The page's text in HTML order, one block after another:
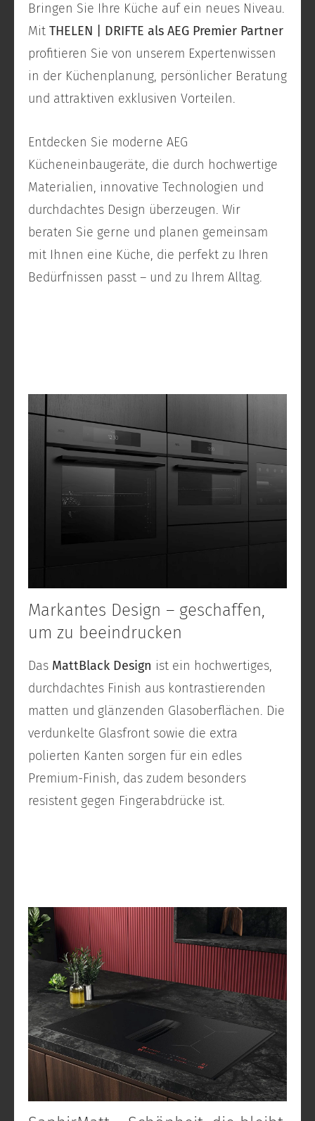
Bringen Sie Ihre Küche auf ein neues Niveau.
Mit THELEN | DRIFTE als AEG Premier Partner
profitieren Sie von unserem Expertenwissen
in der Küchenplanung, persönlicher Beratung
und attraktiven exklusiven Vorteilen.
Entdecken Sie moderne AEG
Kücheneinbaugeräte, die durch hochwertige
Materialien, innovative Technologien und
durchdachtes Design überzeugen. Wir
beraten Sie gerne und planen gemeinsam
mit Ihnen eine Küche, die perfekt zu Ihren
Bedürfnissen passt – und zu Ihrem Alltag.
Markantes Design – geschaffen,
um zu beeindrucken
Das MattBlack Design ist ein hochwertiges,
durchdachtes Finish aus kontrastierenden
matten und glänzenden Glasoberflächen. Die
verdunkelte Glasfront sowie die extra
polierten Kanten sorgen für ein edles
Premium-Finish, das zudem besonders
resistent gegen Fingerabdrücke ist.